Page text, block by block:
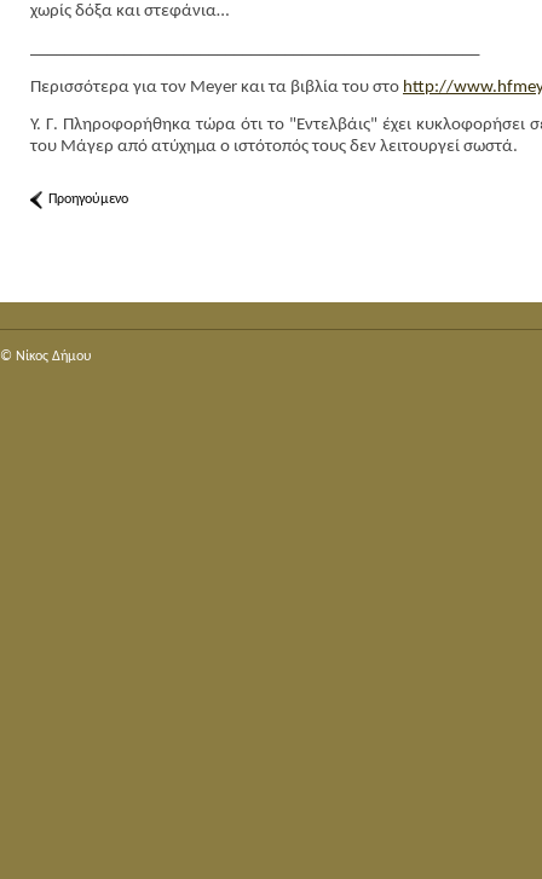
χωρίς δόξα και στεφάνια…
Περισσότερα για τον Meyer και τα βιβλία του στο http://
Υ. Γ. Πληροφορήθηκα τώρα ότι το "Εντελβάις" έχει
του Μάγερ από ατύχημα ο ιστότοπός τους δεν λειτουργεί σωστά.
Προηγούμενο
© Nίκος Δήμου